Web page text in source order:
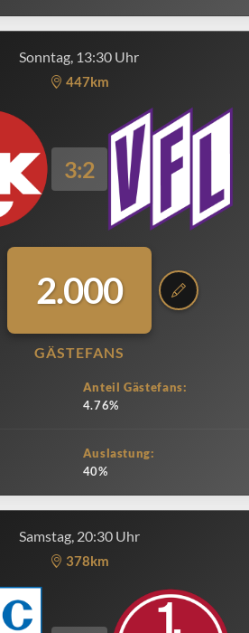
Sonntag, 13:30 Uhr
447km
3:2
2.000
GÄSTEFANS
Anteil Gästefans:
4.76%
Auslastung:
40%
Samstag, 20:30 Uhr
378km